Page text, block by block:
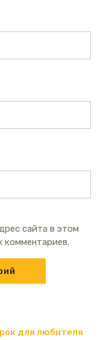
сайта в этом
комментариев.
для любителя